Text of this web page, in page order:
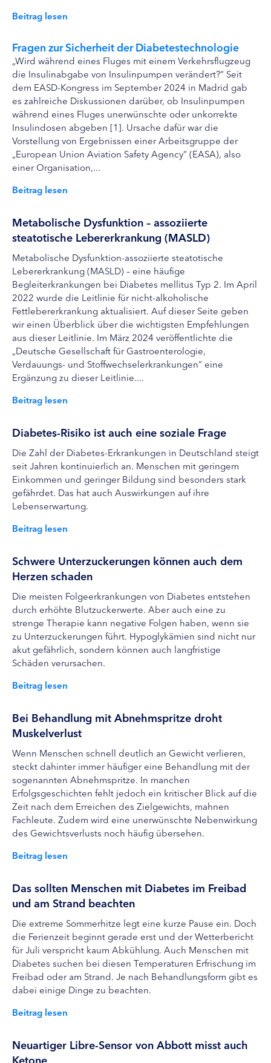
Beitrag lesen
Fragen zur Sicherheit der Diabetestechnologie
„Wird während eines Fluges mit einem Verkehrsflugzeug
die Insulinabgabe von Insulinpumpen verändert?“ Seit
dem EASD-Kongress im September 2024 in Madrid gab
es zahlreiche Diskussionen darüber, ob Insulinpumpen
während eines Fluges unerwünschte oder unkorrekte
Insulindosen abgeben [1]. Ursache dafür war die
Vorstellung von Ergebnissen einer Arbeitsgruppe der
„European Union Aviation Safety Agency“ (EASA), also
einer Organisation,...
Beitrag lesen
Metabolische Dysfunktion – assoziierte
steatotische Lebererkrankung (MASLD)
Metabolische Dysfunktion-assoziierte steatotische
Lebererkrankung (MASLD) – eine häufige
Begleiterkrankungen bei Diabetes mellitus Typ 2. Im April
2022 wurde die Leitlinie für nicht-alkoholische
Fettlebererkrankung aktualisiert. Auf dieser Seite geben
wir einen Überblick über die wichtigsten Empfehlungen
aus dieser Leitlinie. Im März 2024 veröffentlichte die
„Deutsche Gesellschaft für Gastroenterologie,
Verdauungs- und Stoffwechselerkrankungen“ eine
Ergänzung zu dieser Leitlinie....
Beitrag lesen
Diabetes-Risiko ist auch eine soziale Frage
Die Zahl der Diabetes-Erkrankungen in Deutschland steigt
seit Jahren kontinuierlich an. Menschen mit geringem
Einkommen und geringer Bildung sind besonders stark
gefährdet. Das hat auch Auswirkungen auf ihre
Lebenserwartung.
Beitrag lesen
Schwere Unterzuckerungen können auch dem
Herzen schaden
Die meisten Folgeerkrankungen von Diabetes entstehen
durch erhöhte Blutzuckerwerte. Aber auch eine zu
strenge Therapie kann negative Folgen haben, wenn sie
zu Unterzuckerungen führt. Hypoglykämien sind nicht nur
akut gefährlich, sondern können auch langfristige
Schäden verursachen.
Beitrag lesen
Bei Behandlung mit Abnehmspritze droht
Muskelverlust
Wenn Menschen schnell deutlich an Gewicht verlieren,
steckt dahinter immer häufiger eine Behandlung mit der
sogenannten Abnehmspritze. In manchen
Erfolgsgeschichten fehlt jedoch ein kritischer Blick auf die
Zeit nach dem Erreichen des Zielgewichts, mahnen
Fachleute. Zudem wird eine unerwünschte Nebenwirkung
des Gewichtsverlusts noch häufig übersehen.
Beitrag lesen
Das sollten Menschen mit Diabetes im Freibad
und am Strand beachten
Die extreme Sommerhitze legt eine kurze Pause ein. Doch
die Ferienzeit beginnt gerade erst und der Wetterbericht
für Juli verspricht kaum Abkühlung. Auch Menschen mit
Diabetes suchen bei diesen Temperaturen Erfrischung im
Freibad oder am Strand. Je nach Behandlungsform gibt es
dabei einige Dinge zu beachten.
Beitrag lesen
Neuartiger Libre-Sensor von Abbott misst auch
Ketone